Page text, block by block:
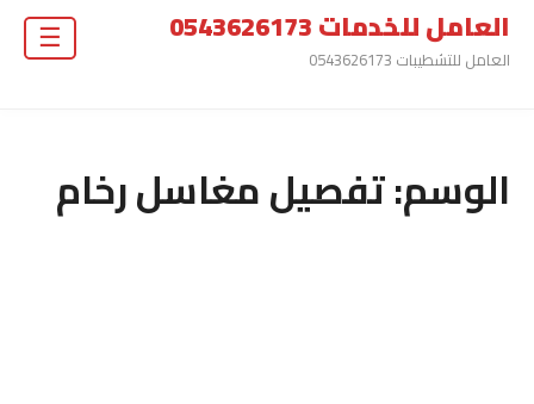
العامل للخدمات 0543626173
العامل للتشطيبات 0543626173
الوسم:تفصيل مغاسل رخام